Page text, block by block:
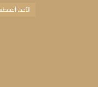
الأحد, أغسطس 9,